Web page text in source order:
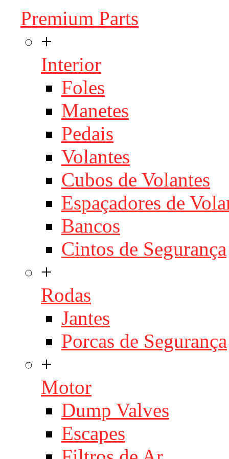
Premium Parts
+
Interior
Foles
Manetes
Pedais
Volantes
Cubos de Volantes
Espaçadores de
Bancos
Cintos de Segurança
+
Rodas
Jantes
Porcas de Segurança
+
Motor
Dump Valves
Escapes